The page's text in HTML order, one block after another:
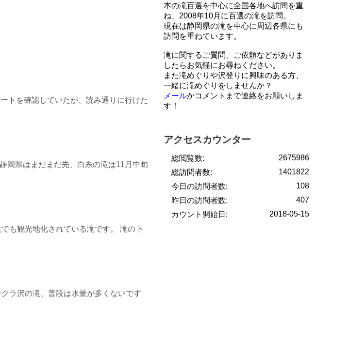
トを確認していたが、読み通りに行けた
岡県はまだまだ先、白糸の滝は11月中旬
も観光地化されている滝です。 滝の下
ラ沢の滝、普段は水量が多くないです
本の滝百選を中心に全国各地へ訪問を重
ね、2008年10月に百選の滝を訪問。
現在は静岡県の滝を中心に周辺各県にも
訪問を重ねています。
滝に関するご質問、ご依頼などがありま
したらお気軽にお尋ねください。
また滝めぐりや沢登りに興味のある方、
一緒に滝めぐりをしませんか？
メールかコメントまで連絡をお願いしま
す！
アクセスカウンター
2675986
総閲覧数:
1401822
総訪問者数:
108
今日の訪問者数:
407
昨日の訪問者数:
2018-05-15
カウント開始日: